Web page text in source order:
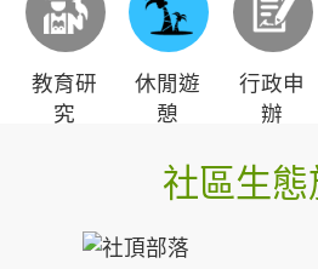
教育研
究
休閒遊
憩
行政申
辦
社區生態